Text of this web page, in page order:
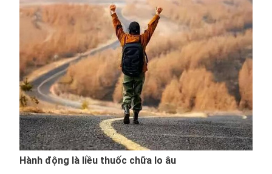
Hành động là liều thuốc chữa lo âu